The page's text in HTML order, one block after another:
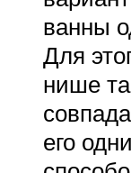
ванны
Для
нише
его